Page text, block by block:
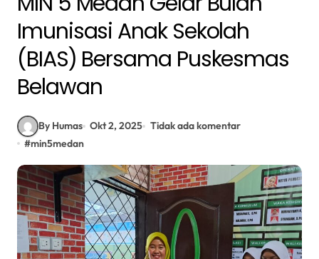
Imunisasi Anak Sekolah
(BIAS) Bersama Puskesmas
Belawan
By Humas Okt 2, 2025 Tidak ada komentar
#min5medan